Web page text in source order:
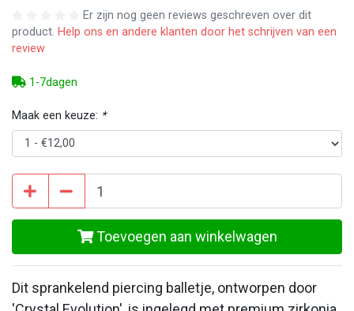
Er zijn nog geen reviews geschreven over dit
product. Help ons en andere klanten door het schrijven van een
review
1-7dagen
Maak een keuze: *
Toevoegen aan winkelwagen
Dit sprankelend piercing balletje, ontworpen door